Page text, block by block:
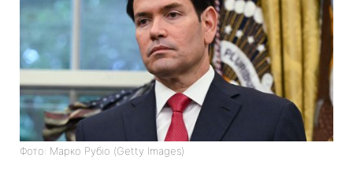
Фото: Марко Рубіо (Getty Images)